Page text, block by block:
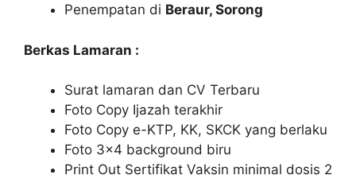
Penempatan di Beraur, Sorong
Berkas Lamaran :
Surat lamaran dan CV Terbaru
Foto Copy Ijazah terakhir
Foto Copy e-KTP, KK, SKCK yang berlaku
Foto 3×4 background biru
Print Out Sertifikat Vaksin minimal dosis 2